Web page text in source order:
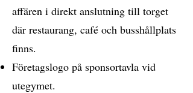
affären i direkt anslutning till torget
där restaurang, café och busshållplats
finns.
Företagslogo på sponsortavla vid
utegymet.